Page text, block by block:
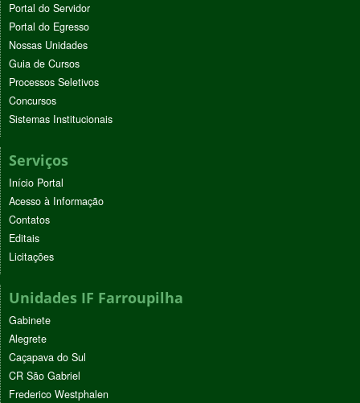
Portal do Servidor
Portal do Egresso
Nossas Unidades
Guia de Cursos
Processos Seletivos
Concursos
Sistemas Institucionais
Serviços
Início Portal
Acesso à Informação
Contatos
Editais
Licitações
Unidades IF Farroupilha
Gabinete
Alegrete
Caçapava do Sul
CR São Gabriel
Frederico Westphalen